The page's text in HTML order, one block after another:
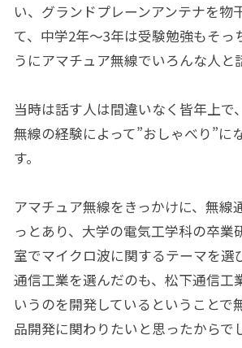
い、グランドプレーンアンテナを物
て、中学2年～3年は受験勉強もそっ
うにアマチュア無線でいろんな人と
当時は話す人は間違いなく皆年上で
無線の経験によって”おしゃべり”に
す。
アマチュア無線をきっかけに、無線
っとあり、大学の電気工学科の卒業
室でマイクロ波に関するテーマを選
通信工業を選んだのも、松下通信工
いうのを開発しているということで
品開発に関わりたいと思ったからで